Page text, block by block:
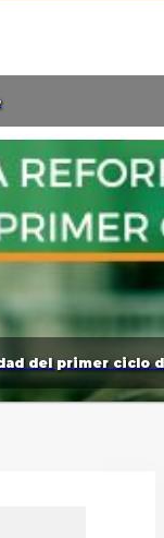
del primer ciclo